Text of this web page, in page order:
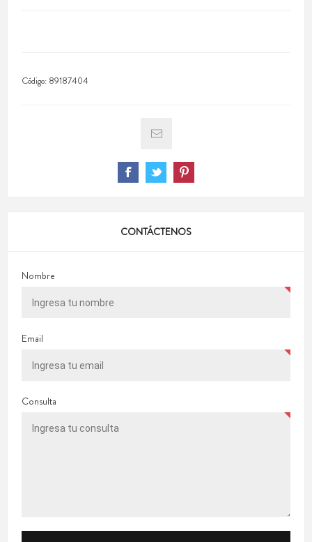
Código: 89187404
CONTÁCTENOS
Nombre
Email
Consulta